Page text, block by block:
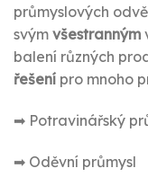
průmyslových
svým všestranným
balení různých
řešení pro mnoho
➡ Potravinářský
➡ Oděvní průmysl